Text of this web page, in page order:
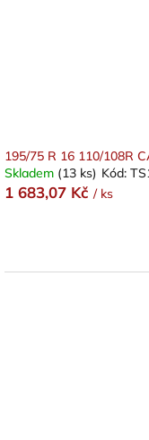
195/75 R 16 110/108R
Skladem (13 ks) Kód:
1 683,07 Kč / ks